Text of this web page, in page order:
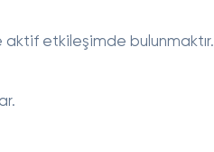
aktif etkileşimde bulunmaktır.